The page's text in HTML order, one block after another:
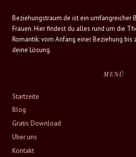
Beziehungstraum.de ist ein umfangreicher
Frauen. Hier findest du alles rund um die
Romantik: vom Anfang einer Beziehung bis
deine Lösung.
MENÜ
Startseite
Blog
Gratis Download
Über uns
Kontakt